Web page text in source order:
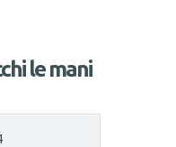
le mani